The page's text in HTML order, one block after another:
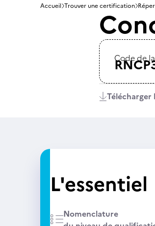
Accueil Trouver une certification
Code de
Télécharger
L'essentiel
Nomenclature